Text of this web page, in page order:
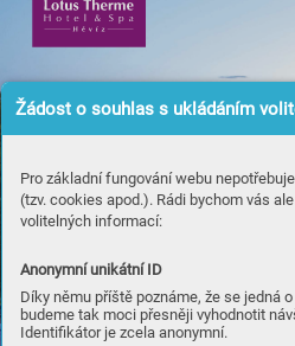
Žádost o souhlas s ukládáním
Pro základní fungování webu
(tzv. cookies apod.). Rádi bychom vás
volitelných informací:
Anonymní unikátní ID
Díky němu příště poznáme, že se jedná
budeme tak moci přesněji vyhodnotit
Identifikátor je zcela anonymní.